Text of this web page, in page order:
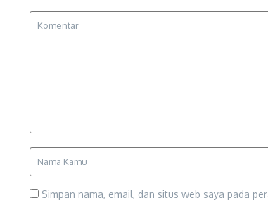
Simpan nama, email, dan situs web saya pada